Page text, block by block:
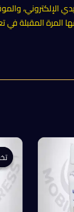
الإلكتروني،
المرة المقبلة في